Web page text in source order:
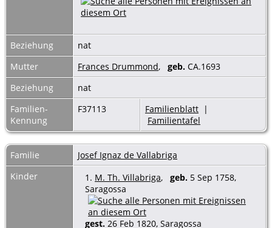
Beziehung
nat
Mutter
Frances Drummond, geb. CA.1693
Beziehung
nat
Familien-
Kennung
F37113 Familienblatt |
Familientafel
Familie
Josef Ignaz de Vallabriga
Kinder
1. M. Th. Villabriga, geb. 5 Sep 1758,
Saragossa
gest. 26 Feb 1820, Saragossa